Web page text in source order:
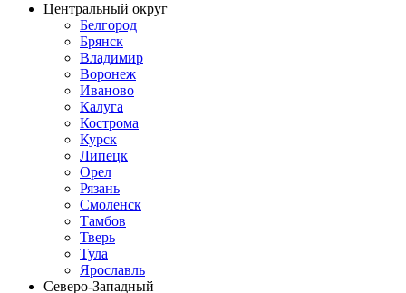
Центральный округ
Белгород
Брянск
Владимир
Воронеж
Иваново
Калуга
Кострома
Курск
Липецк
Орел
Рязань
Смоленск
Тамбов
Тверь
Тула
Ярославль
Северо-Западный